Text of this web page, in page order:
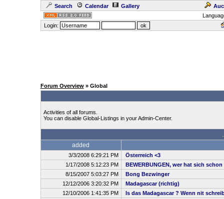
Search Calendar Gallery
Login:
Forum Overview» Global
Activities of all forums.
You can disable Global-Listings in your Admin-Center.
added
3/3/2008 6:29:21 PM
Österreich <3
1/17/2008 5:12:23 PM
BEWERBUNGEN, wer hat sich
8/15/2007 5:03:27 PM
Bong Bezwinger
12/12/2006 3:20:32 PM
Madagascar (richtig)
12/10/2006 1:41:35 PM
Is das Madagascar ? Wenn nit